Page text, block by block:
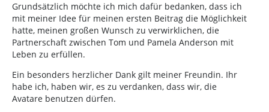
Grundsätzlich möchte ich mich dafür bedanken, dass ich
mit meiner Idee für meinen ersten Beitrag die Möglichkeit
hatte, meinen großen Wunsch zu verwirklichen, die
Partnerschaft zwischen Tom und Pamela Anderson mit
Leben zu erfüllen.
Ein besonders herzlicher Dank gilt meiner Freundin. Ihr
habe ich, haben wir, es zu verdanken, dass wir, die
Avatare benutzen dürfen.